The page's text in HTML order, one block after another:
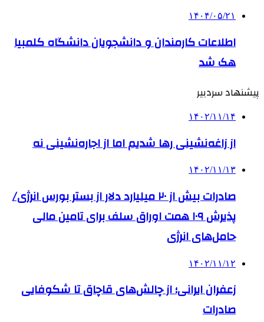
۱۴۰۴/۰۵/۲۱
اطلاعات کارمندان و دانشجویان دانشگاه کلمبیا
هک شد
پیشنهاد سردبیر
۱۴۰۲/۱۱/۱۴
از زاغه‌نشینی رها شدیم اما از اجاره‌نشینی نه
۱۴۰۲/۱۱/۱۳
صادرات بیش از ۲۰ میلیارد دلار از بستر بورس انرژی/
پذیرش ۱۰۹ همت اوراق سلف برای تامین مالی
حامل‌های انرژی
۱۴۰۲/۱۱/۱۲
زعفران ایرانی؛ از چالش‌های قاچاق تا شکوفایی
صادرات